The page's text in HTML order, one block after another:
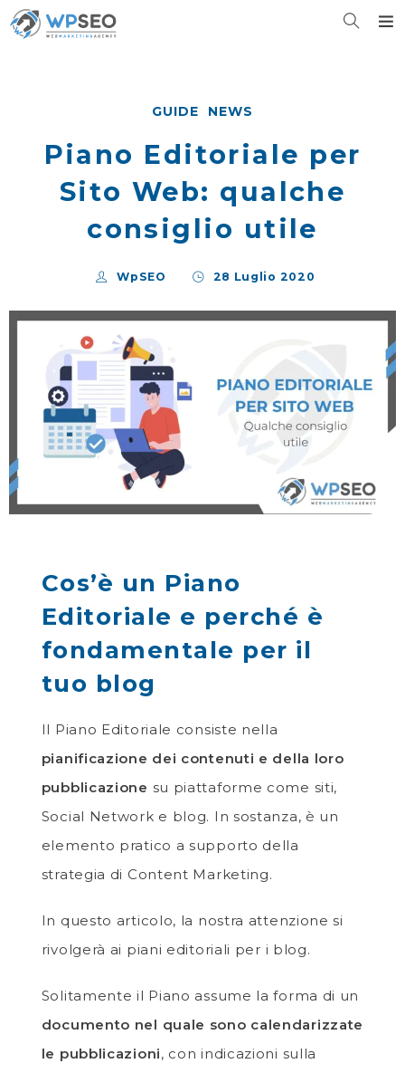
GUIDE NEWS
Piano Editoriale per
Sito Web: qualche
consiglio utile
WpSEO 28 Luglio 2020
Cos’è un Piano
Editoriale e perché è
fondamentale per il
tuo blog
Il Piano Editoriale consiste nella
pianificazione dei contenuti e della loro
pubblicazione su piattaforme come siti,
Social Network e blog. In sostanza, è un
elemento pratico a supporto della
strategia di Content Marketing.
In questo articolo, la nostra attenzione si
rivolgerà ai piani editoriali per i blog.
Solitamente il Piano assume la forma di un
documento nel quale sono calendarizzate
le pubblicazioni, con indicazioni sulla